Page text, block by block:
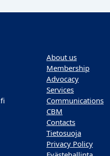
About us
Membership
Advocacy
Services
Communications
CBM
Contacts
Tietosuoja
Privacy Policy